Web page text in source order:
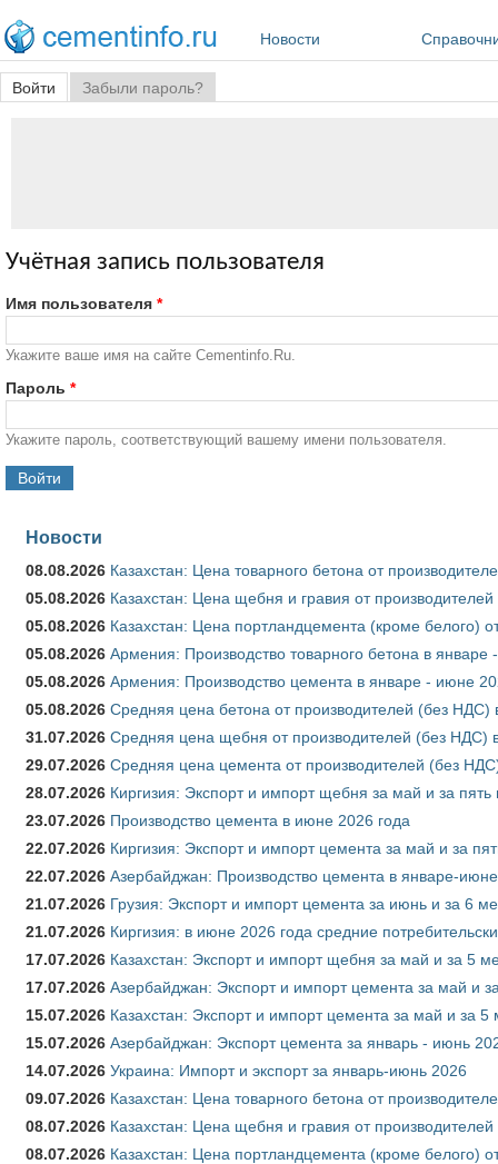
Новости
Главные вкладки
Войти (активная вкладка)
Забыли пароль?
Учётная запись пользователя
Имя пользователя *
Укажите ваше имя на сайте Cementinfo.Ru.
Пароль *
Укажите пароль, соответствующий вашему имени пользователя.
Новости
08.08.2026 Казахстан: Цена товарного бетона от
05.08.2026 Казахстан: Цена щебня и гравия от
05.08.2026 Казахстан: Цена портландцемента (кроме белого)
05.08.2026 Армения: Производство товарного бетона в январе
05.08.2026 Армения: Производство цемента в январе - июне
05.08.2026 Средняя цена бетона от производителей (без НДС)
31.07.2026 Средняя цена щебня от производителей (без НДС)
29.07.2026 Средняя цена цемента от производителей (без
28.07.2026 Киргизия: Экспорт и импорт щебня за май и за
23.07.2026 Производство цемента в июне 2026 года
22.07.2026 Киргизия: Экспорт и импорт цемента за май и за
22.07.2026 Азербайджан: Производство цемента в январе-
21.07.2026 Грузия: Экспорт и импорт цемента за июнь и за 6
21.07.2026 Киргизия: в июне 2026 года средние
17.07.2026 Казахстан: Экспорт и импорт щебня за май и за 5
17.07.2026 Азербайджан: Экспорт и импорт цемента за май и
15.07.2026 Казахстан: Экспорт и импорт цемента за май и за
15.07.2026 Азербайджан: Экспорт цемента за январь - июнь
14.07.2026 Украина: Импорт и экспорт за январь-июнь 2026
09.07.2026 Казахстан: Цена товарного бетона от
08.07.2026 Казахстан: Цена щебня и гравия от
08.07.2026 Казахстан: Цена портландцемента (кроме белого)